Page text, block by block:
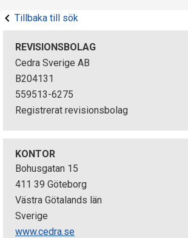
r
n
e
Tillbaka till sök
REVISIONSBOLAG
Cedra Sverige AB
B204131
559513-6275
Registrerat revisionsbolag
KONTOR
Bohusgatan 15
411 39 Göteborg
Västra Götalands län
Sverige
www.cedra.se